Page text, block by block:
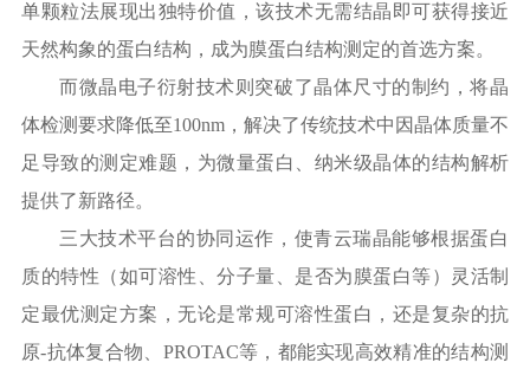
单颗粒法展现出独特价值，该技术无需结晶即可获得接近
天然构象的蛋白结构，成为膜蛋白结构测定的首选方案。
而微晶电子衍射技术则突破了晶体尺寸的制约，将晶
体检测要求降低至100nm，解决了传统技术中因晶体质量不
足导致的测定难题，为微量蛋白、纳米级晶体的结构解析
提供了新路径。
三大技术平台的协同运作，使青云瑞晶能够根据蛋白
质的特性（如可溶性、分子量、是否为膜蛋白等）灵活制
定最优测定方案，无论是常规可溶性蛋白，还是复杂的抗
原-抗体复合物、PROTAC等，都能实现高效精准的结构测